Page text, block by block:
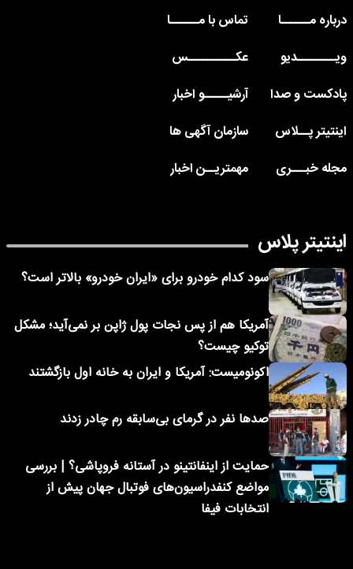
درباره مــــــا
تماس با مــــــا
ویــــــــدیو
عکــــــــــس
پادکست و صدا
آرشیـــــو اخبار
اینتیتر پــلاس
سازمان آگهی ها
مجله خبـــری
مهمتریــن اخبار
اینتیتر پلاس
سود کدام خودرو برای «ایران خودرو» بالاتر است؟
آمریکا هم از پس نجات پول ژاپن بر نمی‌آید؛ مشکل
توکیو چیست؟
اکونومیست: آمریکا و ایران به خانه اول بازگشتند
صدها نفر در گرمای بی‌سابقه رم چادر زدند
حمایت از اینفانتینو در آستانه فروپاشی؟ | بررسی
مواضع کنفدراسیون‌های فوتبال جهان پیش از
انتخابات فیفا